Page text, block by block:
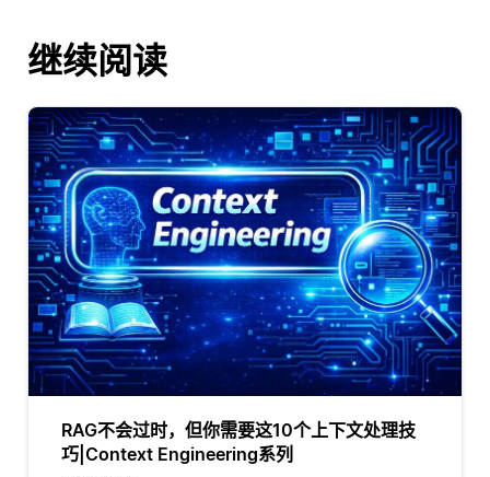
继续阅读
RAG不会过时，但你需要这10个上下文处理技
巧|Context Engineering系列